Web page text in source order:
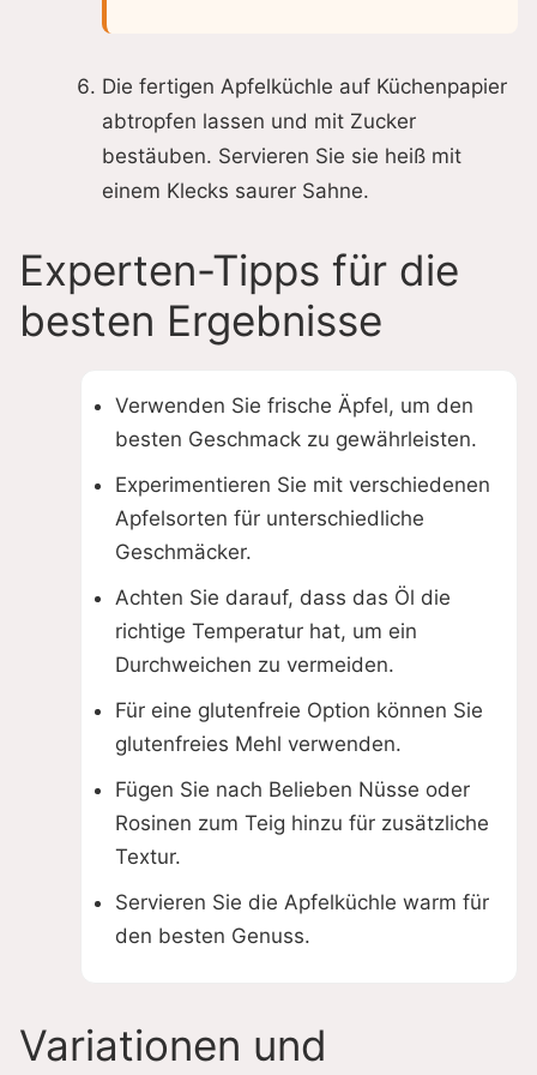
Die fertigen Apfelküchle auf Küchenpapier
abtropfen lassen und mit Zucker
bestäuben. Servieren Sie sie heiß mit
einem Klecks saurer Sahne.
Experten-Tipps für die
besten Ergebnisse
Verwenden Sie frische Äpfel, um den
besten Geschmack zu gewährleisten.
Experimentieren Sie mit verschiedenen
Apfelsorten für unterschiedliche
Geschmäcker.
Achten Sie darauf, dass das Öl die
richtige Temperatur hat, um ein
Durchweichen zu vermeiden.
Für eine glutenfreie Option können Sie
glutenfreies Mehl verwenden.
Fügen Sie nach Belieben Nüsse oder
Rosinen zum Teig hinzu für zusätzliche
Textur.
Servieren Sie die Apfelküchle warm für
den besten Genuss.
Variationen und